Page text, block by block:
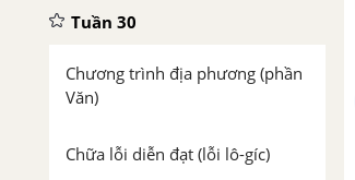
Tuần 30
Chương trình địa phương (phần
Văn)
Chữa lỗi diễn đạt (lỗi lô-gíc)